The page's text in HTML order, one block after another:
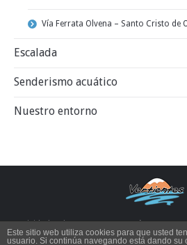
Vía Ferrata Olvena – Santo Cristo de
Escalada
Senderismo acuático
Nuestro entorno
Actividades de aventura en Aragón SIERRA
974 318 354 | Móvil :
Este sitio web utiliza cookies para que usted
usuario. Si continúa navegando está dando